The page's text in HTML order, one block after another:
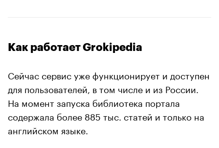
Как работает Grokipedia
Сейчас сервис уже функционирует и доступен
для пользователей, в том числе и из России.
На момент запуска библиотека портала
содержала более 885 тыс. статей и только на
английском языке.